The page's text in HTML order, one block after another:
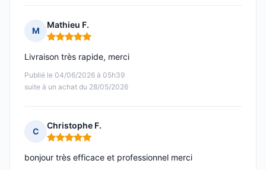
M
Mathieu F.
Note : 5 sur 5
Publié le 04/06/2026 à 05h39
suite à un achat du 28/05/2026
Livraison très rapide, merci
C
Christophe F.
Note : 5 sur 5
bonjour très efficace et professionnel merci